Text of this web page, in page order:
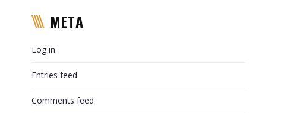
META
Log in
Entries feed
Comments feed